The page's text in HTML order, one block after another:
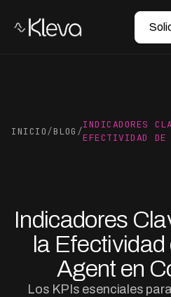
INICIO/BLOG /
INDICADORES
EFECTIVIDAD
Indicadores
la Efectividad
Agent en
Los KPIs esenciales